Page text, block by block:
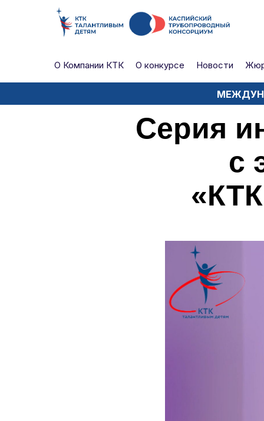
О Компании КТК О конкурсе Новости
Серия
с